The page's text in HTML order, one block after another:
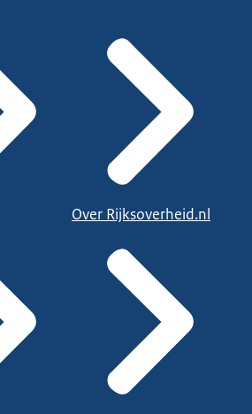
Over Rijksoverheid.nl